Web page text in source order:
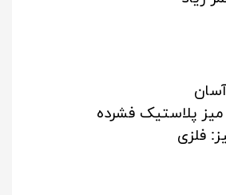
پلاستیک فشرده
فلزی